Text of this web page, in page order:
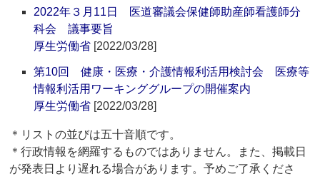
2022年３月11日 医道審議会保健師助産師看護師分
科会 議事要旨
厚生労働省 [2022/03/28]
第10回 健康・医療・介護情報利活用検討会 医療等
情報利活用ワーキンググループの開催案内
厚生労働省 [2022/03/28]
＊リストの並びは五十音順です。
＊行政情報を網羅するものではありません。また、掲載日
が発表日より遅れる場合があります。予めご了承くださ